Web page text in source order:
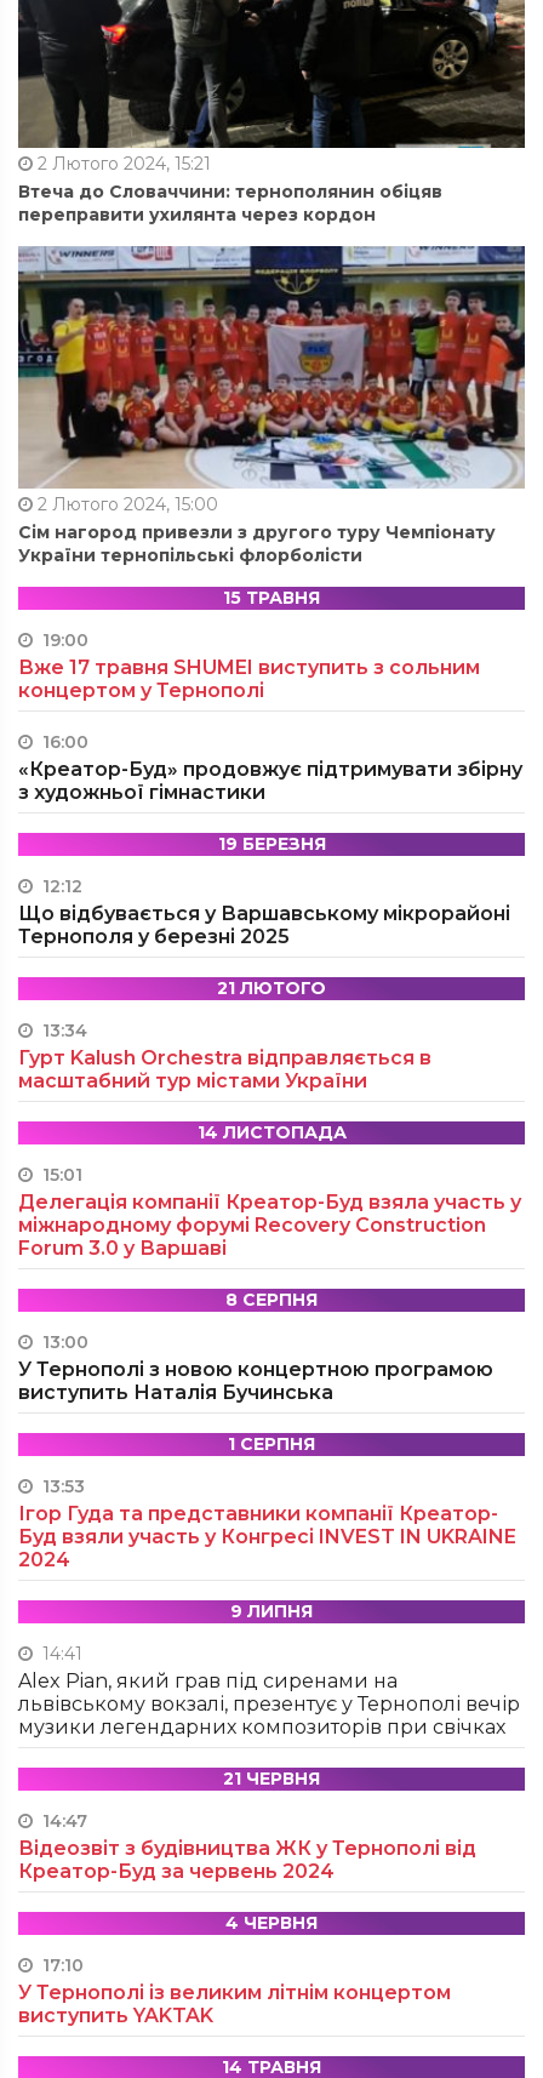
2 Лютого 2024, 15:21
Втеча до Словаччини: тернополянин обіцяв
переправити ухилянта через кордон
2 Лютого 2024, 15:00
Сім нагород привезли з другого туру Чемпіонату
України тернопільські флорболісти
15 ТРАВНЯ
19:00
Вже 17 травня SHUMEI виступить з сольним
концертом у Тернополі
16:00
«Креатор-Буд» продовжує підтримувати збірну
з художньої гімнастики
19 БЕРЕЗНЯ
12:12
Що відбувається у Варшавському мікрорайоні
Тернополя у березні 2025
21 ЛЮТОГО
13:34
Гурт Kalush Orchestra відправляється в
масштабний тур містами України
14 ЛИСТОПАДА
15:01
Делегація компанії Креатор-Буд взяла участь у
міжнародному форумі Recovery Construction
Forum 3.0 у Варшаві
8 СЕРПНЯ
13:00
У Тернополі з новою концертною програмою
виступить Наталія Бучинська
1 СЕРПНЯ
13:53
Ігор Гуда та представники компанії Креатор-
Буд взяли участь у Конгресі INVEST IN UKRAINE
2024
9 ЛИПНЯ
14:41
Alex Pian, який грав під сиренами на
львівському вокзалі, презентує у Тернополі вечір
музики легендарних композиторів при свічках
21 ЧЕРВНЯ
14:47
Відеозвіт з будівництва ЖК у Тернополі від
Креатор-Буд за червень 2024
4 ЧЕРВНЯ
17:10
У Тернополі із великим літнім концертом
виступить YAKTAK
14 ТРАВНЯ